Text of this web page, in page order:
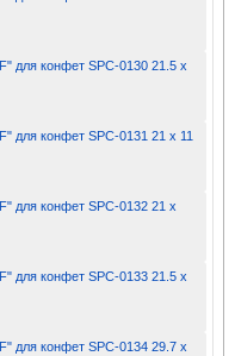
для конфет SPC-0130 21.5 x
для конфет SPC-0131 21 x 11
для конфет SPC-0132 21 x
для конфет SPC-0133 21.5 x
для конфет SPC-0134 29.7 x